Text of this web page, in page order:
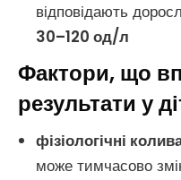
відповідають
30–120 од/л
Фактори, що
результати у
фізіологічні
може тимчасово